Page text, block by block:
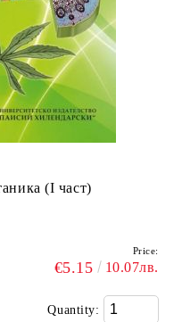
(I част)
Price:
€5.15 10.07лв.
Quantity: